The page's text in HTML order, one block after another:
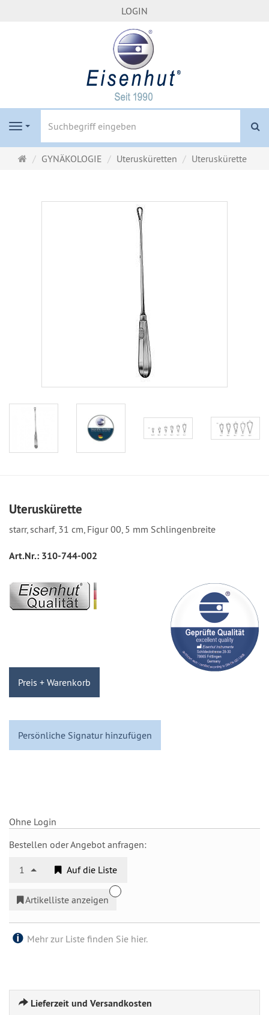
LOGIN
Navigation
Startseite
GYNÄKOLOGIE Uterusküretten Uteruskürette
Uteruskürette
starr, scharf, 31 cm, Figur 00, 5 mm Schlingenbreite
Art.Nr.: 310-744-002
Preis + Warenkorb
Persönliche Signatur hinzufügen
Ohne Login
Bestellen oder Angebot anfragen:
1 Auf die Liste
Artikelliste anzeigen
Mehr zur Liste finden Sie hier.
Lieferzeit und Versandkosten